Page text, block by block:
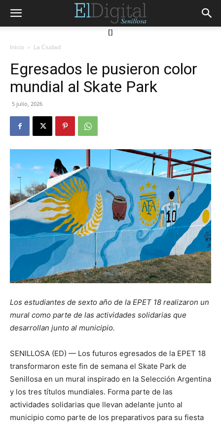
[]
Inicio La Ciudad
Egresados le pusieron color
mundial al Skate Park
5 julio, 2026
Los estudiantes de sexto año de la EPET 18 realizaron un
mural como parte de las actividades solidarias que
desarrollan junto al municipio.
SENILLOSA (ED) — Los futuros egresados de la EPET 18
transformaron este fin de semana el Skate Park de
Senillosa en un mural inspirado en la Selección Argentina
y los tres títulos mundiales. Forma parte de las
actividades solidarias que llevan adelante junto al
municipio como parte de los preparativos para su fiesta